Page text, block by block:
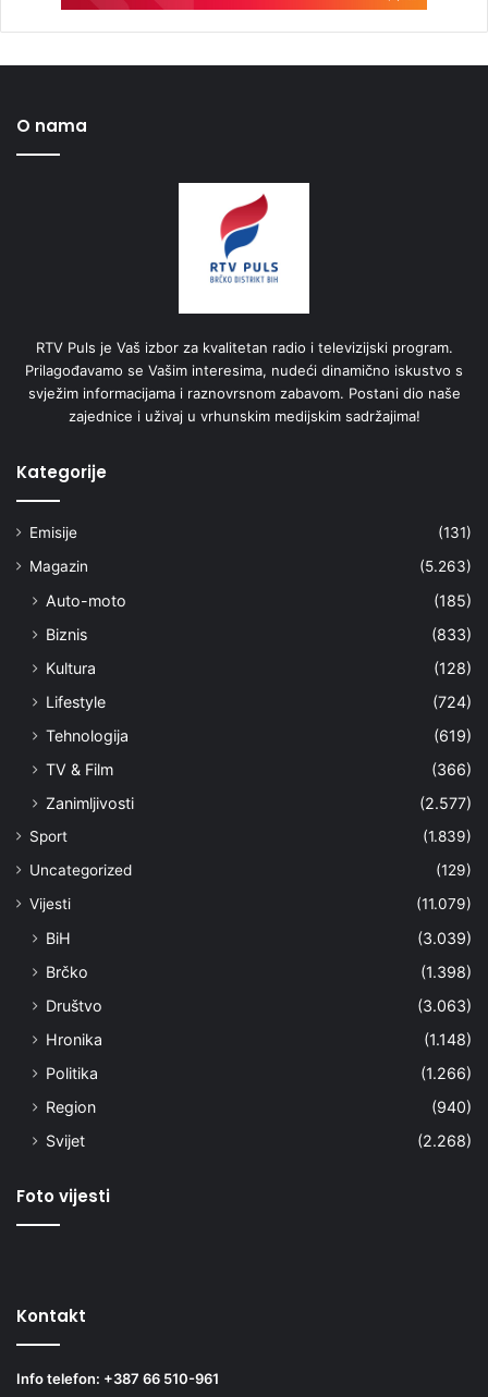
O nama
RTV Puls je Vaš izbor za kvalitetan radio i televizijski program.
Prilagođavamo se Vašim interesima, nudeći dinamično iskustvo s
svježim informacijama i raznovrsnom zabavom. Postani dio naše
zajednice i uživaj u vrhunskim medijskim sadržajima!
Kategorije
Emisije
(131)
Magazin
(5.263)
Auto-moto
(185)
Biznis
(833)
Kultura
(128)
Lifestyle
(724)
Tehnologija
(619)
TV & Film
(366)
Zanimljivosti
(2.577)
Sport
(1.839)
Uncategorized
(129)
Vijesti
(11.079)
BiH
(3.039)
Brčko
(1.398)
Društvo
(3.063)
Hronika
(1.148)
Politika
(1.266)
Region
(940)
Svijet
(2.268)
Foto vijesti
Kontakt
Info telefon: +387 66 510-961